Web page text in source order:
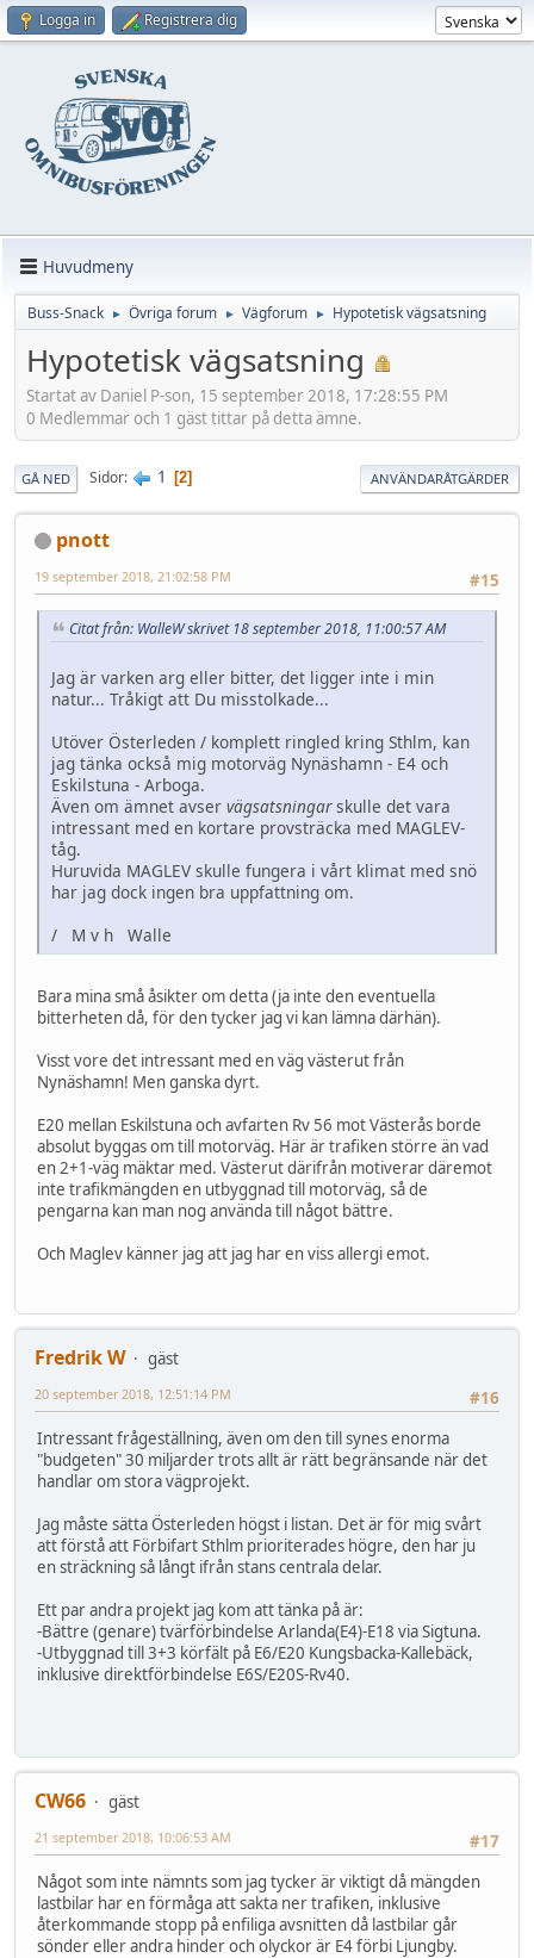
Logga in Registrera dig
Huvudmeny
Buss-Snack ► Övriga forum ► Vägforum ► Hypotetisk vägsatsning
Hypotetisk vägsatsning
Startat av Daniel P-son, 15 september 2018, 17:28:55 PM
0 Medlemmar och 1 gäst tittar på detta ämne.
GÅ NED Sidor 1 2 ANVÄNDARÅTGÄRDER
pnott
#15
19 september 2018, 21:02:58 PM
Citat från: WalleW skrivet 18 september 2018, 11:00:57 AM
Jag är varken arg eller bitter, det ligger inte i min
natur... Tråkigt att Du misstolkade...
Utöver Österleden / komplett ringled kring Sthlm, kan
jag tänka också mig motorväg Nynäshamn - E4 och
Eskilstuna - Arboga.
Även om ämnet avser vägsatsningarskulle det vara
intressant med en kortare provsträcka med MAGLEV-
tåg.
Huruvida MAGLEV skulle fungera i vårt klimat med snö
har jag dock ingen bra uppfattning om.
/ M v h Walle
Bara mina små åsikter om detta (ja inte den eventuella
bitterheten då, för den tycker jag vi kan lämna därhän).
Visst vore det intressant med en väg västerut från
Nynäshamn! Men ganska dyrt.
E20 mellan Eskilstuna och avfarten Rv 56 mot Västerås borde
absolut byggas om till motorväg. Här är trafiken större än vad
en 2+1-väg mäktar med. Västerut därifrån motiverar däremot
inte trafikmängden en utbyggnad till motorväg, så de
pengarna kan man nog använda till något bättre.
Och Maglev känner jag att jag har en viss allergi emot.
Fredrik W
gäst
#16
20 september 2018, 12:51:14 PM
Intressant frågeställning, även om den till synes enorma
"budgeten" 30 miljarder trots allt är rätt begränsande när det
handlar om stora vägprojekt.
Jag måste sätta Österleden högst i listan. Det är för mig svårt
att förstå att Förbifart Sthlm prioriterades högre, den har ju
en sträckning så långt ifrån stans centrala delar.
Ett par andra projekt jag kom att tänka på är:
-Bättre (genare) tvärförbindelse Arlanda(E4)-E18 via Sigtuna.
-Utbyggnad till 3+3 körfält på E6/E20 Kungsbacka-Kallebäck,
inklusive direktförbindelse E6S/E20S-Rv40.
CW66
gäst
#17
21 september 2018, 10:06:53 AM
Något som inte nämnts som jag tycker är viktigt då mängden
lastbilar har en förmåga att sakta ner trafiken, inklusive
återkommande stopp på enfiliga avsnitten då lastbilar går
sönder eller andra hinder och olyckor är E4 förbi Ljungby.